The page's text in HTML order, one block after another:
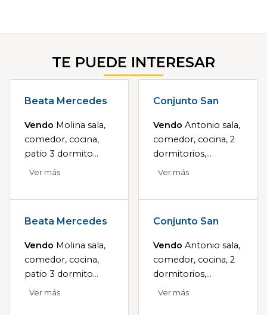
TE PUEDE INTERESAR
Beata Mercedes
Vendo Molina sala,
comedor, cocina,
patio 3 dormito...
Ver más
Conjunto San
Vendo Antonio sala,
comedor, cocina, 2
dormitorios,...
Ver más
Beata Mercedes
Vendo Molina sala,
comedor, cocina,
patio 3 dormito...
Ver más
Conjunto San
Vendo Antonio sala,
comedor, cocina, 2
dormitorios,...
Ver más